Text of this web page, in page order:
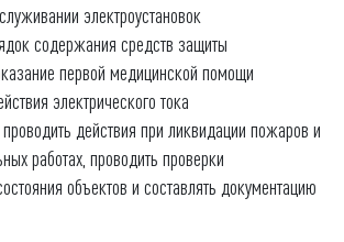
электроустановок
содержания средств защиты
первой медицинской помощи
электрического тока
действия при ликвидации пожаров и
работах, проводить проверки
объектов и составлять документацию